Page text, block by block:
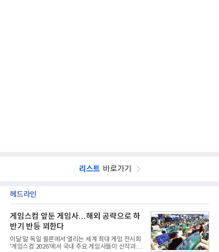
리스트 바로가기
헤드라인
게임스컴 앞둔 게임사…해외 공략으로 하
반기 반등 꾀한다
이달 말 독일 쾰른에서 열리는 세계 최대 게임 전시회
'게임스컴 2026'에서 국내 주요 게임사들이 신작과 글